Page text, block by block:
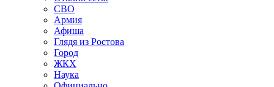
СВО
Армия
Афиша
Глядя из Ростова
Город
ЖКХ
Наука